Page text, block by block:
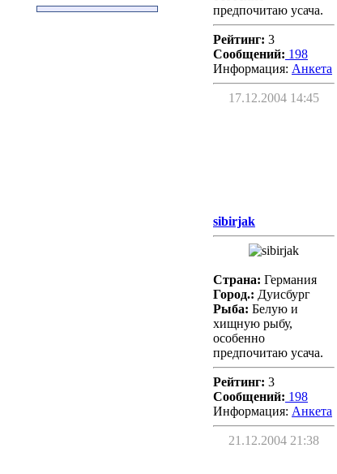
предпочитаю усача.
Рейтинг: 3
Сообщений: 198
Информация: Aнкета
17.12.2004 14:45
sibirjak
Страна: Германия
Город.: Дуисбург
Рыба: Белую и
хищную рыбу,
особенно
предпочитаю усача.
Рейтинг: 3
Сообщений: 198
Информация: Aнкета
21.12.2004 21:38